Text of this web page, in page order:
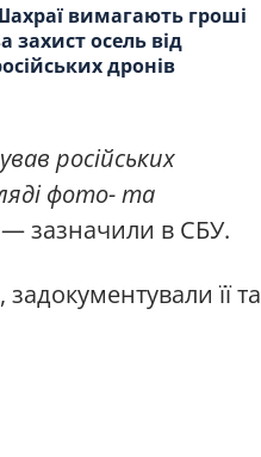
вимагають гроші
захист осель від
дронів
російських
фото- та
зазначили в СБУ.
її та